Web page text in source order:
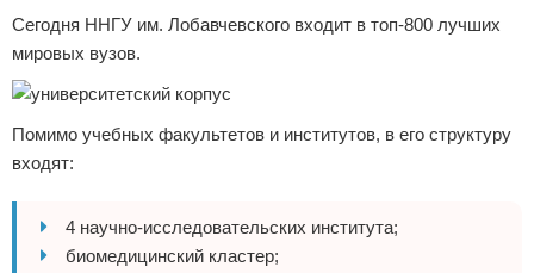
Сегодня ННГУ им. Лобавчевского входит в топ-800 лучших
мировых вузов.
Помимо учебных факультетов и институтов, в его структуру
входят:
4 научно-исследовательских института;
биомедицинский кластер;